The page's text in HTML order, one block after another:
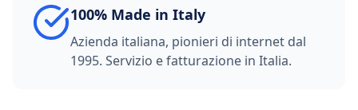
100% Made in Italy
Azienda italiana, pionieri di internet dal
1995. Servizio e fatturazione in Italia.